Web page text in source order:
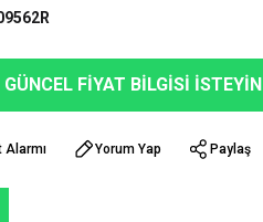
GÜNCEL FİYAT BİLGİSİ İSTEYİN
Alarmı Yorum Yap Paylaş